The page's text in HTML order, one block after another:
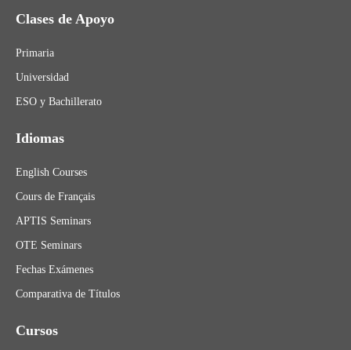
Clases de Apoyo
Primaria
Universidad
ESO y Bachillerato
Idiomas
English Courses
Cours de Français
APTIS Seminars
OTE Seminars
Fechas Exámenes
Comparativa de Títulos
Cursos